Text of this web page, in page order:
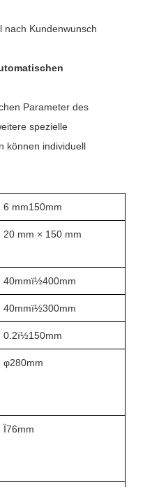
nach Kundenwunsch
Parameter des
spezielle
können individuell
6 mm150mm
20 mm × 150 mm
40mmï½400mm
40mmï½300mm
0.2ï½150mm
φ280mm
Ï76mm